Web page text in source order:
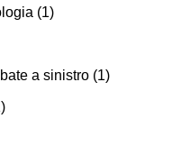
1
a sinistro 1